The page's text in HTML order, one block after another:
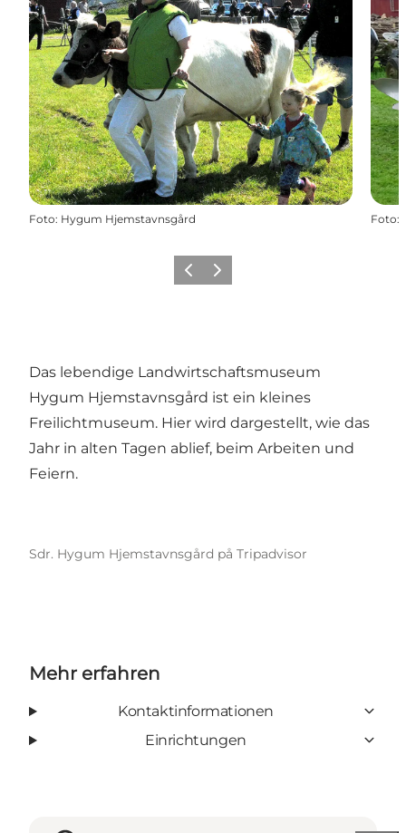
Foto: Hygum Hjemstavnsgård Foto:
Vorherige Folie
Nächste Folie
Das lebendige Landwirtschaftsmuseum
Hygum Hjemstavnsgård ist ein kleines
Freilichtmuseum. Hier wird dargestellt, wie das
Jahr in alten Tagen ablief, beim Arbeiten und
Feiern.
Sdr. Hygum Hjemstavnsgård på Tripadvisor
Mehr erfahren
Kontaktinformationen
Einrichtungen